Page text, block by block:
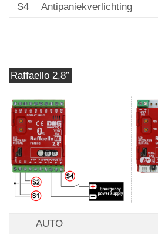
S4
Antipaniekverlichting
Raffaello 2,8″
AUTO